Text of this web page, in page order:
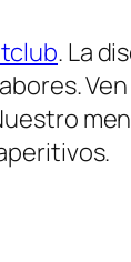
. La